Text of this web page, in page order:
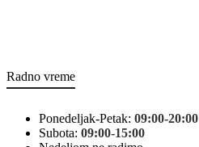
Radno vreme
Ponedeljak-Petak: 09:00-20:00
Subota: 09:00-15:00